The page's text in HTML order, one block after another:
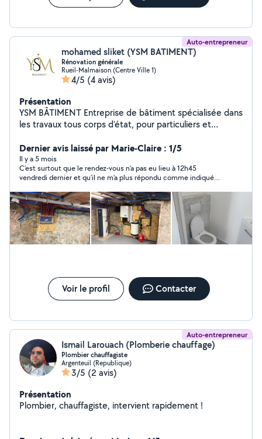
Auto-entrepreneur
mohamed sliket (YSM BATIMENT)
Rénovation générale
Rueil-Malmaison (Centre Ville 1)
4/5 (4 avis)
Présentation
YSM BÂTIMENT Entreprise de bâtiment spécialisée dans
les travaux tous corps d'état, pour particuliers et
extérieure Revêtements muraux et sols (papier peint,
toile de verre, carrelage, parquet, lino, moquette)
Enduit, placo, cloisons, ponçage Rénovation après
dégâts des eaux, traitement humidité, fissures
Menuiserie, plomberie, électricité, maçonnerie,
carrelage Montage et installation de meubles, cuisines,
sanitaires Démolition, vitrification parquet, vitrerie
Interventions : maisons, appartements, locaux
commerciaux, bureaux, établissements publics. Devis
Dernier avis laissé par Marie-Claire : 1/5
Il y a 5 mois
C’est surtout que le rendez-vous n’a pas eu lieu à 12h45
vendredi dernier et qu’il ne m’a plus répondu comme indiqué
qu’il m’avait pourtant transmis un sms pour confirmer ce
rendez-vous
Voir le profil Contacter
Auto-entrepreneur
Ismail Larouach (Plomberie chauffage)
Plombier chauffagiste
Argenteuil (Republique)
3/5 (2 avis)
Présentation
Plombier, chauffagiste, intervient rapidement !